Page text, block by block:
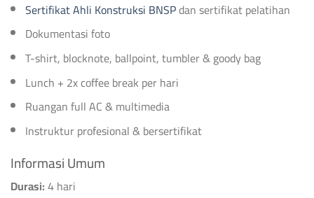
Sertifikat Ahli Konstruksi BNSPdan sertifikat pelatihan
Dokumentasi foto
T-shirt, blocknote, ballpoint, tumbler & goody bag
Lunch + 2x coffee break per hari
Ruangan full AC & multimedia
Instruktur profesional & bersertifikat
Informasi Umum
Durasi:4 hari